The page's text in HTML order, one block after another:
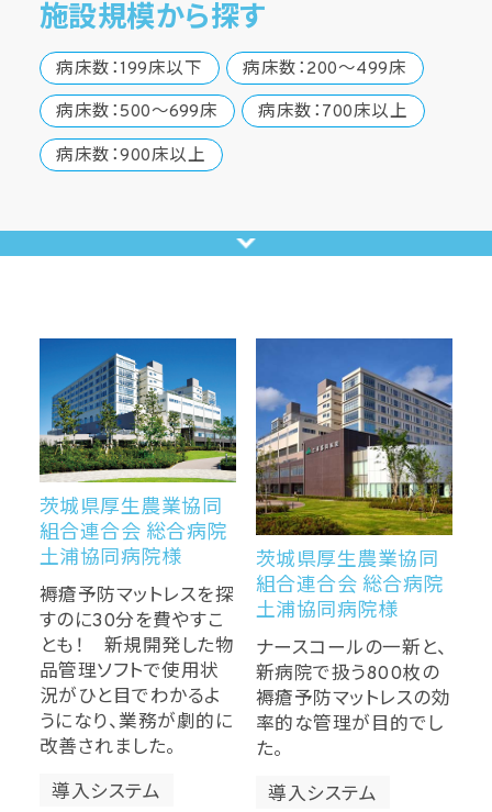
施設規模から探す
病床数：199床以下
病床数：200～499床
病床数：500～699床
病床数：700床以上
病床数：900床以上
茨城県厚生農業協同
組合連合会 総合病院
土浦協同病院様
褥瘡予防マットレスを探
すのに30分を費やすこ
とも！ 新規開発した物
品管理ソフトで使用状
況がひと目でわかるよ
うになり、業務が劇的に
改善されました。
導入システム
茨城県厚生農業協同
組合連合会 総合病院
土浦協同病院様
ナースコールの一新と、
新病院で扱う800枚の
褥瘡予防マットレスの効
率的な管理が目的でし
た。
導入システム